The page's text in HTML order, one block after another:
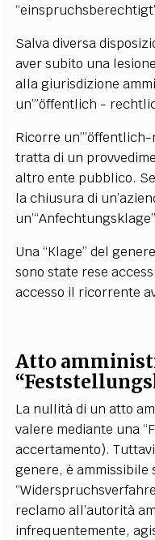
Salva diversa
aver subito una
alla giurisdizione
un’”öffentlich -
Ricorre
tratta di un
altro ente pubblico.
la chiusura di
Una “Klage” del
sono state rese
accesso il ricorrente
Atto
La nullità di un atto
valere mediante una
accertamento).
genere, è ammissibile
reclamo all’autorità
infrequentemente,